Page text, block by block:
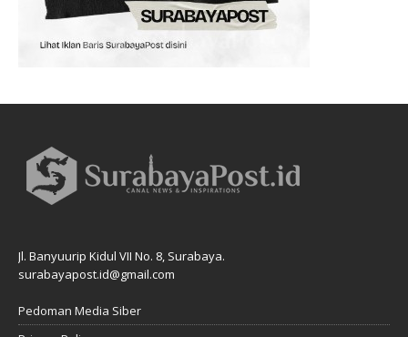
Jl. Banyuurip Kidul VII No. 8, Surabaya.
surabayapost.id@gmail.com
Pedoman Media Siber